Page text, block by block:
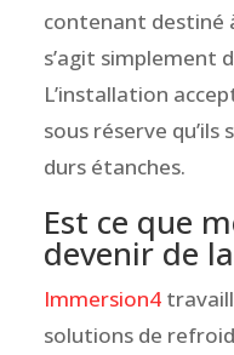
contenant destiné
s’agit simplement
L’installation
sous réserve qu’ils
durs étanches.
Est ce que
devenir de
Immersion4
solutions de